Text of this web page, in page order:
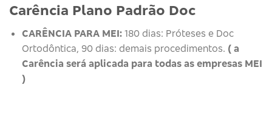
Carência Plano Padrão Doc
CARÊNCIA PARA MEI:180 dias: Próteses e Doc
Ortodôntica, 90 dias: demais procedimentos. ( a
Carência será aplicada para todas as empresas MEI
)